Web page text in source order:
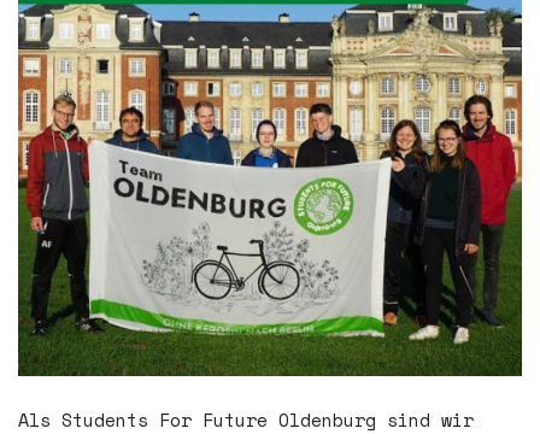
Als Students For Future Oldenburg sind wir